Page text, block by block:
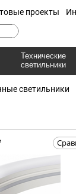
проекты
Технические
светильники
светильники